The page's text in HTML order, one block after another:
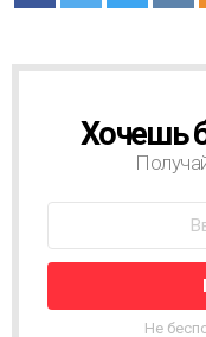
О
Т
Н
Я
Хочешь
Не